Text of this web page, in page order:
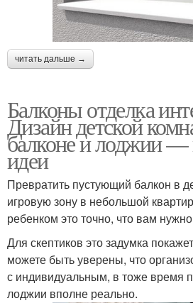
читать дальше →
Балконы отделка
Дизайн детской
балконе и лоджии —
идеи
Превратить пустующий балкон в
игровую зону в небольшой
ребенком это точно, что вам
Для скептиков это задумка
можете быть уверены, что
с индивидуальным, в тоже время
лоджии вполне реально.